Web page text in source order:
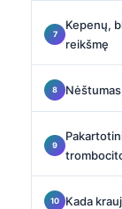
Kepenų,
reikšmę
Kada